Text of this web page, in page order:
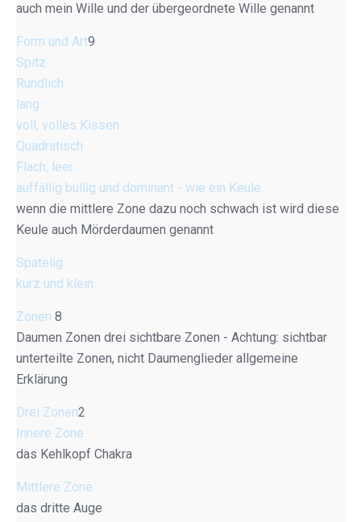
auch mein Wille und der übergeordnete Wille genannt
Form und Art9
Spitz
Rundlich
lang
voll, volles Kissen
Quadratisch
Flach, leer
auffällig bullig und dominant - wie ein Keule
wenn die mittlere Zone dazu noch schwach ist wird diese
Keule auch Mörderdaumen genannt
Spatelig
kurz und klein
Zonen 8
Daumen Zonen drei sichtbare Zonen - Achtung: sichtbar
unterteilte Zonen, nicht Daumenglieder allgemeine
Erklärung
Drei Zonen2
Innere Zone
das Kehlkopf Chakra
Mittlere Zone
das dritte Auge